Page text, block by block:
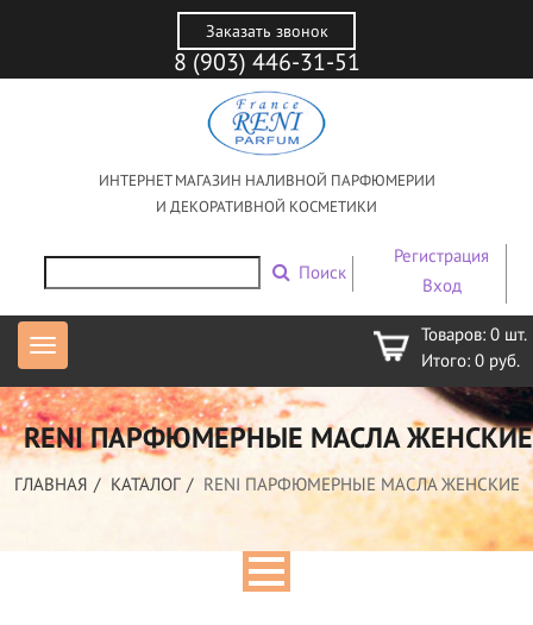
Заказать звонок
8 (903) 446-31-51
ИНТЕРНЕТ МАГАЗИН НАЛИВНОЙ ПАРФЮМЕРИИ
И ДЕКОРАТИВНОЙ КОСМЕТИКИ
Поиск
Регистрация
Вход
Товаров: 0 шт.
Итого: 0 руб.
RENI ПАРФЮМЕРНЫЕ МАСЛА ЖЕНСКИЕ
ГЛАВНАЯ КАТАЛОГ RENI ПАРФЮМЕРНЫЕ МАСЛА ЖЕНСКИЕ